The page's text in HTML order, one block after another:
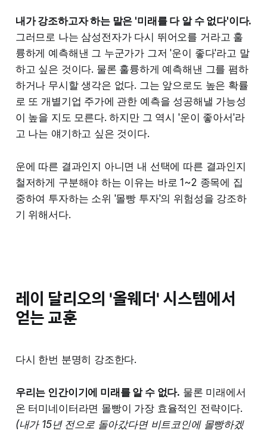
내가 강조하고자 하는 말은 '미래를 다 알 수 없다'이다.
그러므로 나는 삼성전자가 다시 뛰어오를 거라고 훌
륭하게 예측해낸 그 누군가가 그저 '운이 좋다'라고 말
하고 싶은 것이다. 물론 훌륭하게 예측해낸 그를 폄하
하거나 무시할 생각은 없다. 그는 앞으로도 높은 확률
로 또 개별기업 주가에 관한 예측을 성공해낼 가능성
이 높을 지도 모른다. 하지만 그 역시 '운이 좋아서'라
고 나는 얘기하고 싶은 것이다.
운에 따른 결과인지 아니면 내 선택에 따른 결과인지
철저하게 구분해야 하는 이유는 바로 1~2 종목에 집
중하여 투자하는 소위 '몰빵 투자'의 위험성을 강조하
기 위해서다.
레이 달리오의 '올웨더' 시스템에서
얻는 교훈
다시 한번 분명히 강조한다.
우리는 인간이기에 미래를 알 수 없다. 물론 미래에서
온 터미네이터라면 몰빵이 가장 효율적인 전략이다.
(내가 15년 전으로 돌아갔다면 비트코인에 몰빵하겠